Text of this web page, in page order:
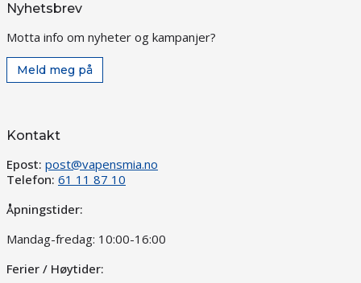
Nyhetsbrev
Motta info om nyheter og kampanjer?
Meld meg på
Kontakt
Epost: post@vapensmia.no
Telefon: 61 11 87 10
Åpningstider:
Mandag-fredag: 10:00-16:00
Ferier / Høytider: